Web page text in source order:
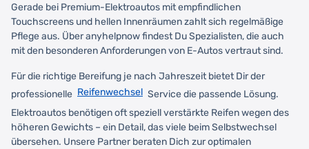
Gerade bei Premium-Elektroautos mit empfindlichen
Touchscreens und hellen Innenräumen zahlt sich regelmäßige
Pflege aus. Über anyhelpnow findest Du Spezialisten, die auch
mit den besonderen Anforderungen von E-Autos vertraut sind.
Für die richtige Bereifung je nach Jahreszeit bietet Dir der
professionelle Reifenwechsel Service die passende Lösung.
Elektroautos benötigen oft speziell verstärkte Reifen wegen des
höheren Gewichts – ein Detail, das viele beim Selbstwechsel
übersehen. Unsere Partner beraten Dich zur optimalen